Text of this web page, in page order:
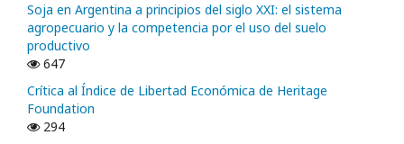
Soja en Argentina a principios del siglo XXI: el sistema
agropecuario y la competencia por el uso del suelo
productivo
647
Crítica al Índice de Libertad Económica de Heritage
Foundation
294